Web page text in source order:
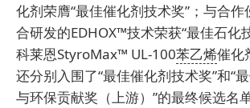
化剂荣膺“最佳催化剂技术奖”；与合
合研发的EDHOX™技术荣获“最佳石化
科莱恩StyroMax™ UL-100苯乙烯催化
还分别入围了“最佳催化剂技术奖”和“
与环保贡献奖（上游）”的最终候选名